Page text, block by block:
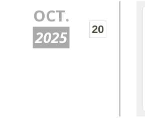
OCT.
2025 20